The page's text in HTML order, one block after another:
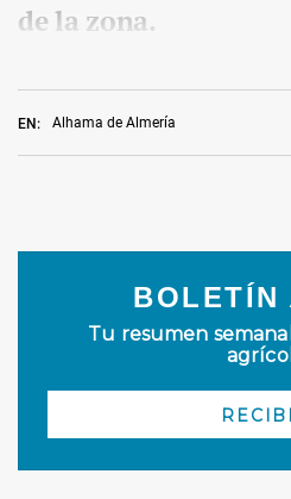
EN: Alhama de Almería
de la zona.